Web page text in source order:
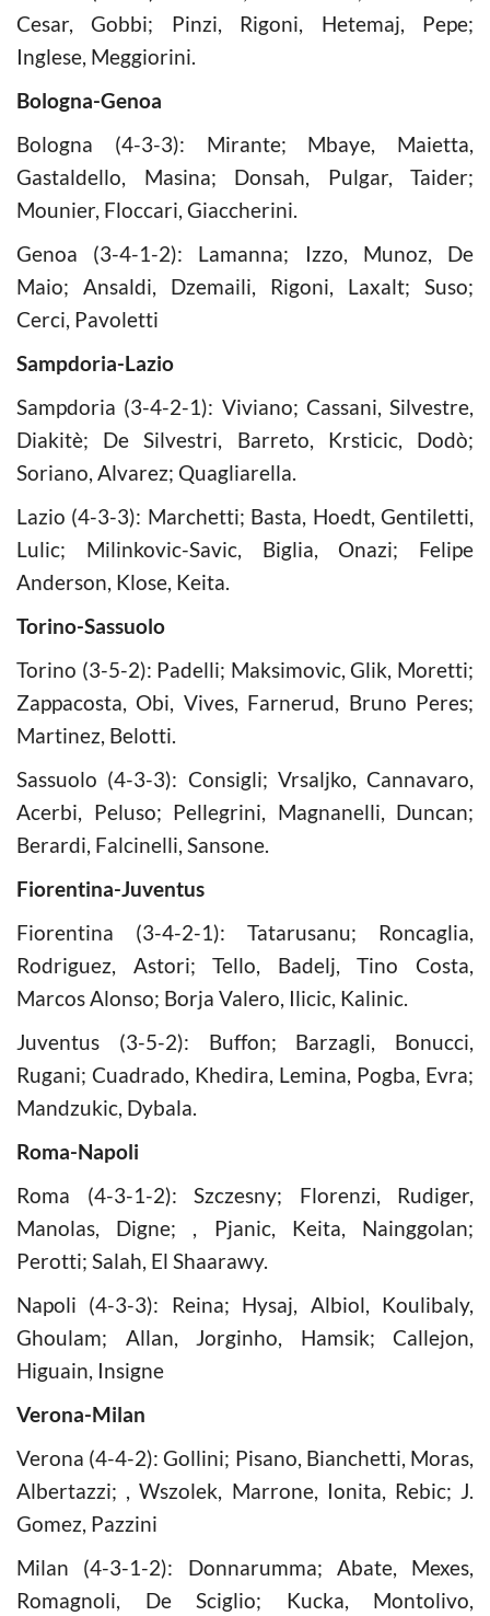
Cesar, Gobbi; Pinzi, Rigoni, Hetemaj, Pepe;
Inglese, Meggiorini.
Bologna-Genoa
Bologna (4-3-3): Mirante; Mbaye, Maietta,
Gastaldello, Masina; Donsah, Pulgar, Taider;
Mounier, Floccari, Giaccherini.
Genoa (3-4-1-2): Lamanna; Izzo, Munoz, De
Maio; Ansaldi, Dzemaili, Rigoni, Laxalt; Suso;
Cerci, Pavoletti
Sampdoria-Lazio
Sampdoria (3-4-2-1): Viviano; Cassani, Silvestre,
Diakitè; De Silvestri, Barreto, Krsticic, Dodò;
Soriano, Alvarez; Quagliarella.
Lazio (4-3-3): Marchetti; Basta, Hoedt, Gentiletti,
Lulic; Milinkovic-Savic, Biglia, Onazi; Felipe
Anderson, Klose, Keita.
Torino-Sassuolo
Torino (3-5-2): Padelli; Maksimovic, Glik, Moretti;
Zappacosta, Obi, Vives, Farnerud, Bruno Peres;
Martinez, Belotti.
Sassuolo (4-3-3): Consigli; Vrsaljko, Cannavaro,
Acerbi, Peluso; Pellegrini, Magnanelli, Duncan;
Berardi, Falcinelli, Sansone.
Fiorentina-Juventus
Fiorentina (3-4-2-1): Tatarusanu; Roncaglia,
Rodriguez, Astori; Tello, Badelj, Tino Costa,
Marcos Alonso; Borja Valero, Ilicic, Kalinic.
Juventus (3-5-2): Buffon; Barzagli, Bonucci,
Rugani; Cuadrado, Khedira, Lemina, Pogba, Evra;
Mandzukic, Dybala.
Roma-Napoli
Roma (4-3-1-2): Szczesny; Florenzi, Rudiger,
Manolas, Digne; , Pjanic, Keita, Nainggolan;
Perotti; Salah, El Shaarawy.
Napoli (4-3-3): Reina; Hysaj, Albiol, Koulibaly,
Ghoulam; Allan, Jorginho, Hamsik; Callejon,
Higuain, Insigne
Verona-Milan
Verona (4-4-2): Gollini; Pisano, Bianchetti, Moras,
Albertazzi; , Wszolek, Marrone, Ionita, Rebic; J.
Gomez, Pazzini
Milan (4-3-1-2): Donnarumma; Abate, Mexes,
Romagnoli, De Sciglio; Kucka, Montolivo,